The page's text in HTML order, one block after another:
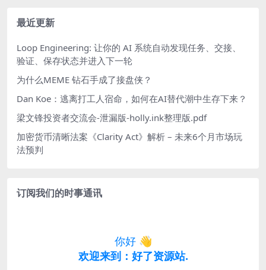
最近更新
Loop Engineering: 让你的 AI 系统自动发现任务、交接、
验证、保存状态并进入下一轮
为什么MEME 钻石手成了接盘侠？
Dan Koe：逃离打工人宿命，如何在AI替代潮中生存下来？
梁文锋投资者交流会-泄漏版-holly.ink整理版.pdf
加密货币清晰法案《Clarity Act》解析 – 未来6个月市场玩
法预判
订阅我们的时事通讯
你好👋
欢迎来到：好了资源站.